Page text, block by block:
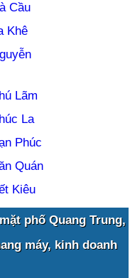
Cầu
Khê
Lãm
La
Phúc
Quán
Kiêu
phố Quang Trung,
máy, kinh doanh